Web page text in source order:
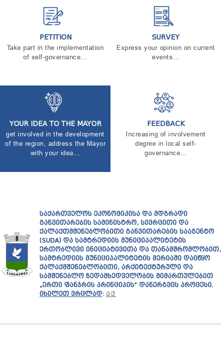
REPORT TO BE SUBMITTED TO PRESIDENT AND
REQUEST OF PUBLIC INFORMATION
PERSONAL DATA PROTECTION OFFICER
LEGAL DECISIONS
PETITION
Take part in the implementation
of self-governance…
SURVEY
Express your opinion on current
events...
YOUR IDEA TO THE MAYOR
get involved in the development
of the region, address the Mayor
with your idea…
FEEDBACK
Increasing of involvement
degree in local self-
governance...
ᲡᲐᲥᲐᲠᲗᲕᲔᲚᲝᲡ ᲔᲙᲝᲜᲝᲛᲘᲙᲘᲡᲐ ᲓᲐ ᲛᲓᲒᲠᲐᲓᲘ
ᲒᲐᲜᲕᲘᲗᲐᲠᲔᲑᲘᲡ ᲡᲐᲛᲘᲜᲘᲡᲢᲠᲝ, ᲡᲘᲕᲠᲪᲘᲗᲘ ᲓᲐ
ᲥᲐᲚᲐᲥᲗᲛᲨᲔᲜᲔᲑᲚᲝᲑᲘᲗᲘ ᲒᲐᲜᲕᲘᲗᲐᲠᲔᲑᲘᲡ ᲡᲐᲐᲒᲔᲜᲢᲝ
(SUDA) ᲓᲐ ᲡᲐᲛᲢᲠᲔᲓᲘᲘᲡ ᲛᲣᲜᲘᲪᲘᲞᲐᲚᲘᲢᲔᲢᲘᲡ
ᲔᲠᲗᲝᲑᲚᲘᲕᲘ ᲘᲜᲘᲪᲘᲐᲢᲘᲕᲘᲗᲐ ᲓᲐ ᲗᲐᲜᲐᲛᲨᲠᲝᲛᲚᲝᲑᲘᲗ,
ᲡᲐᲛᲢᲠᲔᲓᲘᲘᲡ ᲛᲣᲜᲘᲪᲘᲞᲐᲚᲘᲢᲔᲢᲘᲡ ᲛᲔᲠᲘᲐᲨᲘ ᲓᲐᲘᲬᲧᲝ
ᲥᲐᲚᲐᲥᲛᲨᲔᲜᲔᲑᲚᲝᲑᲘᲗᲘ, ᲐᲠᲥᲘᲢᲔᲥᲢᲣᲠᲣᲚᲘ ᲓᲐ
ᲡᲐᲛᲨᲔᲜᲔᲑᲚᲝ ᲖᲔᲓᲐᲛᲮᲔᲓᲕᲔᲚᲝᲑᲘᲡ ᲛᲘᲛᲐᲠᲗᲣᲚᲔᲑᲘᲗ
„ᲔᲠᲗᲘ ᲤᲐᲜᲯᲠᲘᲡ ᲞᲠᲘᲜᲪᲘᲞᲘᲡ“ ᲓᲐᲜᲔᲠᲒᲕᲘᲡ ᲞᲠᲝᲪᲔᲡᲘ.
ᲘᲮᲘᲚᲔᲗ ᲕᲠᲪᲚᲐᲓ: ᲐᲥ